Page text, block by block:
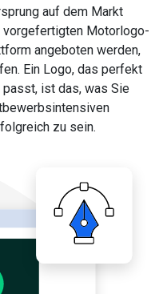
auf dem Markt
Motorlogo-
angeboten werden,
Ein Logo, das perfekt
ist das, was Sie
zu sein.